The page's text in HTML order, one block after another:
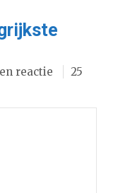
reactie
25